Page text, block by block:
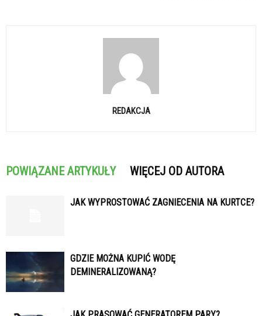
REDAKCJA
POWIĄZANE ARTYKUŁY WIĘCEJ OD AUTORA
JAK WYPROSTOWAĆ ZAGNIECENIA NA KURTCE?
GDZIE MOŻNA KUPIĆ WODĘ
DEMINERALIZOWANĄ?